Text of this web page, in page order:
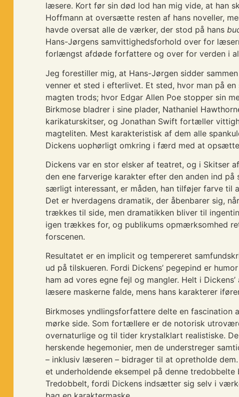
læsere. Kort før sin død lod han mig vide, at han
Hoffmann at oversætte resten af hans noveller,
havde oversat alle de værker, der stod på hans
Hans-Jørgens samvittighedsforhold over for
forlængst afdøde forfattere og over for verden i
Jeg forestiller mig, at Hans-Jørgen sidder
venner et sted i efterlivet. Et sted, hvor man på
magten trods; hvor Edgar Allen Poe stopper sin
Birkmose bladrer i sine plader, Nathaniel
karikaturskitser, og Jonathan Swift fortæller
magteliten. Mest karakteristisk af dem alle
Dickens uophørligt omkring i færd med at
Dickens var en stor elsker af teatret, og i Skitser
den ene farverige karakter efter den anden ind på
særligt interessant, er måden, han tilføjer farve til
Det er hverdagens dramatik, der åbenbarer sig,
trækkes til side, men dramatikken bliver til
igen trækkes for, og publikums opmærksomhed
forscenen.
Resultatet er en implicit og tempereret
ud på tilskueren. Fordi Dickens’ pegepind er
ham ad vores egne fejl og mangler. Helt i
læsere maskerne falde, mens hans karakterer
Birkmoses yndlingsforfattere delte en fascination
mørke side. Som fortællere er de notorisk
overnaturlige og til tider krystalklart realistiske.
herskende hegemonier, men de understreger
– inklusiv læseren – bidrager til at opretholde
et underholdende eksempel på denne tredobbelte
Tredobbelt, fordi Dickens indsætter sig selv i